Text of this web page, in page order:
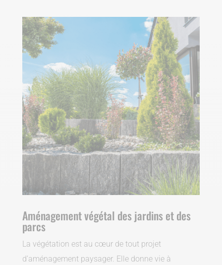
Aménagement végétal des jardins et des
parcs
La végétation est au cœur de tout projet
d’aménagement paysager. Elle donne vie à